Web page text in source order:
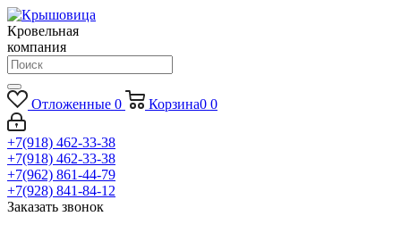
Кровельная
компания
Отложенные 0 Корзина0 0
+7(918) 462-33-38
+7(918) 462-33-38
+7(962) 861-44-79
+7(928) 841-84-12
Заказать звонок